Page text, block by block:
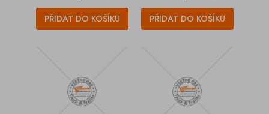
PŘIDAT DO KOŠÍKU PŘIDAT DO KOŠÍKU